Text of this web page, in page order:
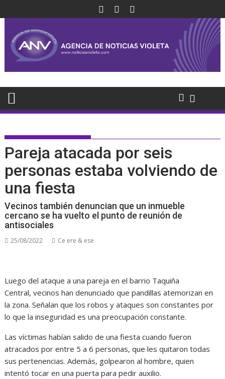
al
contenido
Pareja atacada por seis
personas estaba volviendo de
una fiesta
Vecinos también denuncian que un inmueble
cercano se ha vuelto el punto de reunión de
antisociales
25/08/2022 Ce ere & ese
Luego del ataque a una pareja en el barrio Taquiña
Central, vecinos han denunciado que pandillas atemorizan en
la zona. Señalan que los robos y ataques son constantes por
lo que la inseguridad es una preocupación constante.
Las víctimas habían salido de una fiesta cuando fueron
atracados por entre 5 a 6 personas, que les quitaron todas
sus pertenencias. Además, golpearon al hombre, quien
intentó tocar en una puerta para pedir auxilio.